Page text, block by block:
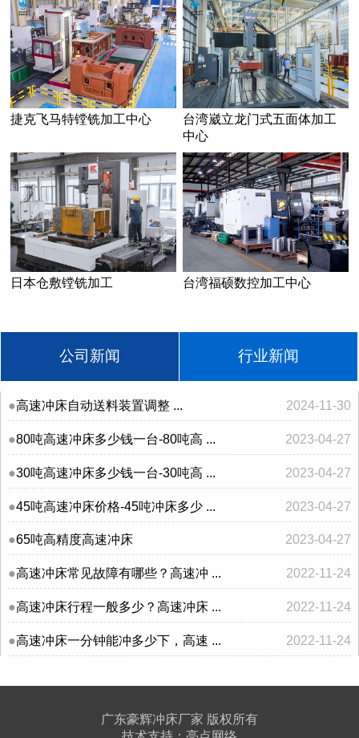
捷克飞马特镗铣加工中心
台湾崴立龙门式五面体加工
中心
日本仓敷镗铣加工 台湾福硕数控加工中心
公司新闻 行业新闻
2024-11-30
高速冲床自动送料装置调整 ...
2023-04-27
80吨高速冲床多少钱一台-80吨高 ...
2023-04-27
30吨高速冲床多少钱一台-30吨高 ...
2023-04-27
45吨高速冲床价格-45吨冲床多少 ...
2023-04-27
65吨高精度高速冲床
2022-11-24
高速冲床常见故障有哪些？高速冲 ...
2022-11-24
高速冲床行程一般多少？高速冲床 ...
2022-11-24
高速冲床一分钟能冲多少下，高速 ...
广东豪辉冲床厂家 版权所有